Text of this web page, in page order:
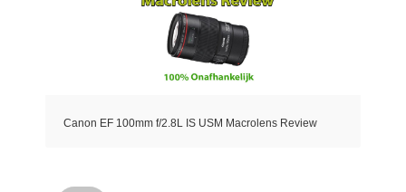
Canon EF 100mm f/2.8L IS USM Macrolens Review